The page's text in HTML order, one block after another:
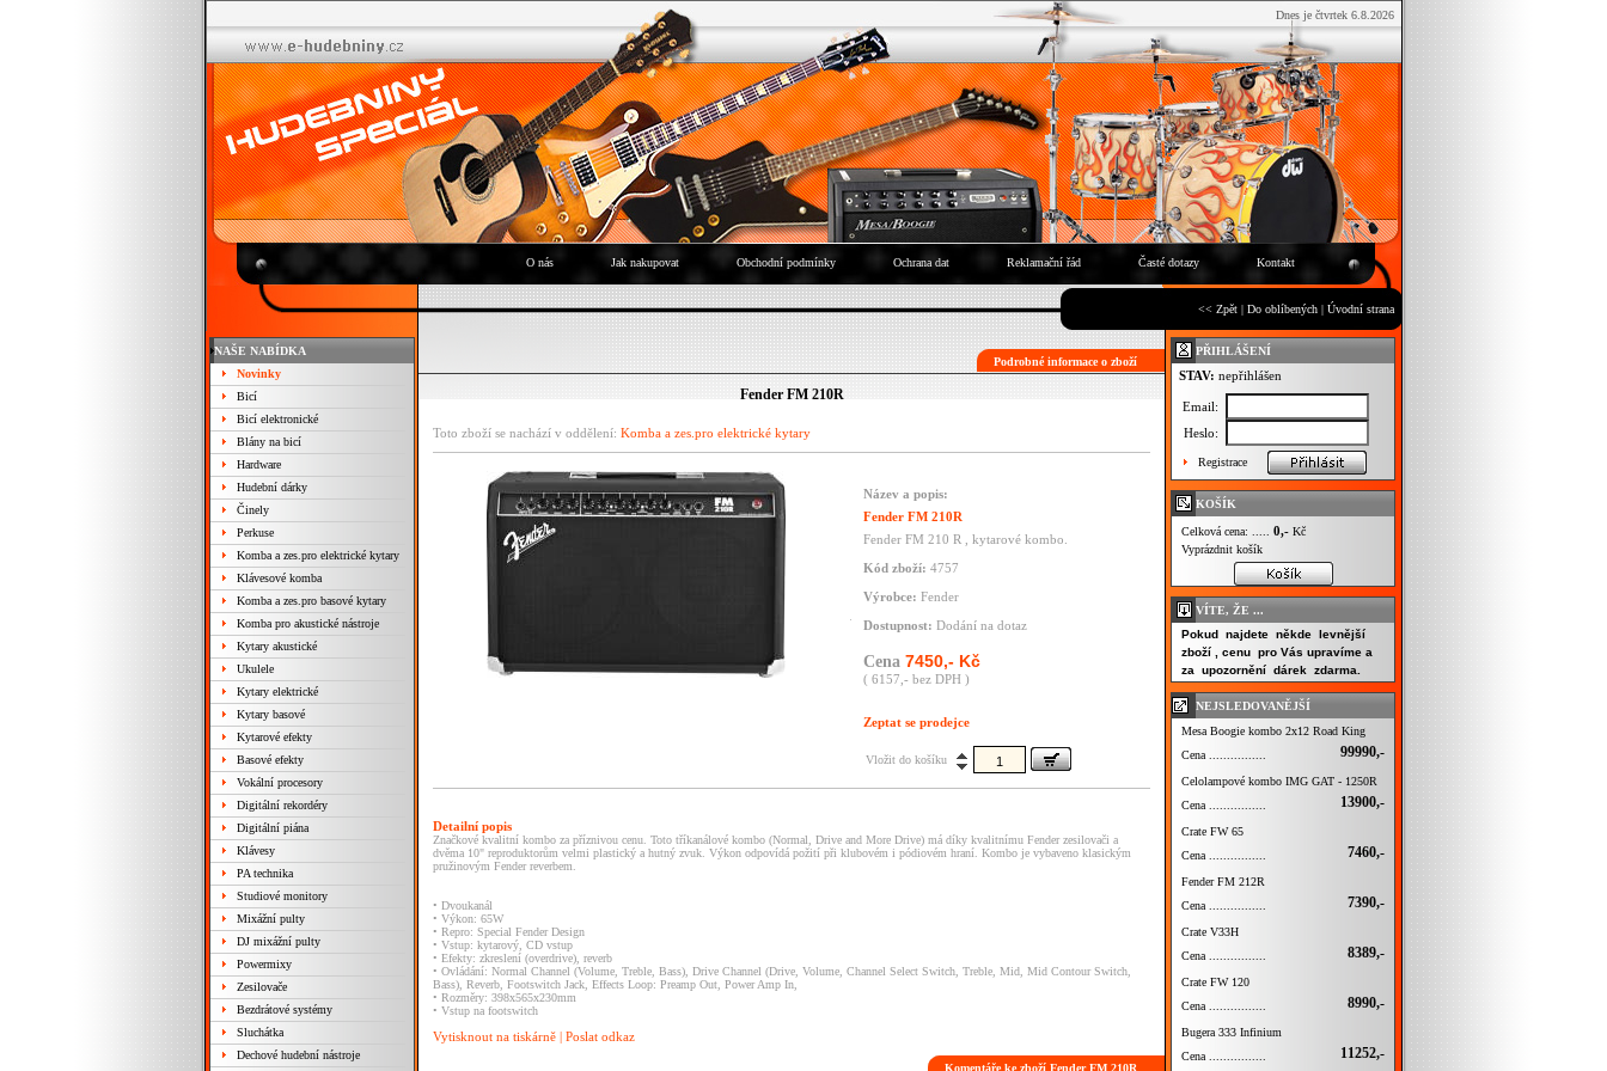
Dnes je čtvrtek 6.8.2026
O nás Jak nakupovat Obchodní podmínky Ochrana dat Reklamační řád Časté dotazy Kontakt
<< Zpět | Do oblíbených | Úvodní strana
NAŠE NABÍDKA
Novinky
Bicí
Bicí elektronické
Blány na bicí
Hardware
Hudební dárky
Činely
Perkuse
Komba a zes.pro elektrické kytary
Klávesové komba
Komba a zes.pro basové kytary
Komba pro akustické nástroje
Kytary akustické
Ukulele
Kytary elektrické
Kytary basové
Kytarové efekty
Basové efekty
Vokální procesory
Digitální rekordéry
Digitální piána
Klávesy
PA technika
Studiové monitory
Mixážní pulty
DJ mixážní pulty
Powermixy
Zesilovače
Bezdrátové systémy
Sluchátka
Dechové hudební nástroje
Podrobné informace o zboží
Fender FM 210R
Toto zboží se nachází v oddělení: Komba a zes.pro elektrické kytary
Název a popis:
Fender FM 210R
Fender FM 210 R , kytarové kombo.
Kód zboží: 4757
Výrobce: Fender
Dostupnost: Dodání na dotaz
Cena 7450,- Kč
( 6157,- bez DPH )
Zeptat se prodejce
Vložit do košíku
Detailní popis
Značkové kvalitní kombo za příznivou cenu. Toto tříkanálové kombo (Normal, Drive and More Drive) má díky kvalitnímu Fender zesilovači a
dvěma 10" reproduktorům velmi plastický a hutný zvuk. Výkon odpovídá požití při klubovém i pódiovém hraní. Kombo je vybaveno klasickým
pružinovým Fender reverbem.
• Dvoukanál
• Výkon: 65W
• Repro: Special Fender Design
• Vstup: kytarový, CD vstup
• Efekty: zkreslení (overdrive), reverb
• Ovládání: Normal Channel (Volume, Treble, Bass), Drive Channel (Drive, Volume, Channel Select Switch, Treble, Mid, Mid Contour Switch,
Bass), Reverb, Footswitch Jack, Effects Loop: Preamp Out, Power Amp In,
• Rozměry: 398x565x230mm
• Vstup na footswitch
Vytisknout na tiskárně | Poslat odkaz
Komentáře ke zboží Fender FM 210R
PŘIHLÁŠENÍ
STAV: nepřihlášen
Email:
Heslo:
Registrace
KOŠÍK
Celková cena: ..... 0,- Kč
Vyprázdnit košík
VÍTE, ŽE ...
Pokud najdete někde levnější
zboží , cenu pro Vás upravíme a
za upozornění dárek zdarma.
NEJSLEDOVANĚJŠÍ
Mesa Boogie kombo 2x12 Road King
Cena ................
99990,-
Celolampové kombo IMG GAT - 1250R
Cena ................
13900,-
Crate FW 65
Cena ................
7460,-
Fender FM 212R
Cena ................
7390,-
Crate V33H
Cena ................
8389,-
Crate FW 120
Cena ................
8990,-
Bugera 333 Infinium
Cena ................
11252,-